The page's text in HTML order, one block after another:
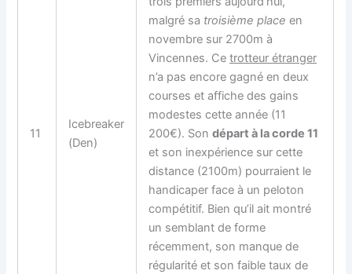
11
Icebreaker
(Den)
malgré sa troisième place en
novembre sur 2700m à
Vincennes. Cetrotteur étranger
n’a pas encore gagné en deux
courses et affiche des gains
modestes cette année (11
200€). Sondépart à la corde 11
et son inexpérience sur cette
distance (2100m) pourraient le
handicaper face à un peloton
compétitif. Bien qu’il ait montré
un semblant de forme
récemment, son manque de
régularité et son faible taux de